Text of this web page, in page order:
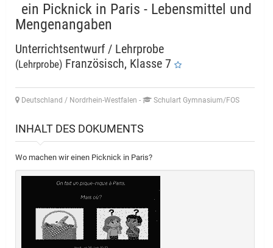
ein Picknick in Paris - Lebensmittel und
Mengenangaben
Unterrichtsentwurf / Lehrprobe
(Lehrprobe) Französisch, Klasse 7
Deutschland / Nordrhein-Westfalen - Schulart Gymnasium/FOS
INHALT DES DOKUMENTS
Wo machen wir einen Picknick in Paris?